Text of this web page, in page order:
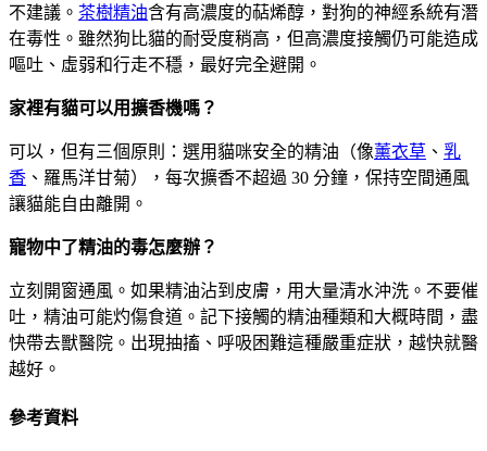
不建議。 茶樹精油含有高濃度的萜烯醇，對狗的神經系統有潛
在毒性。雖然狗比貓的耐受度稍高，但高濃度接觸仍可能造成
嘔吐、虛弱和行走不穩，最好完全避開。
家裡有貓可以用擴香機嗎？
可以，但有三個原則：選用貓咪安全的精油（像薰衣草 、 乳
香 、羅馬洋甘菊），每次擴香不超過 30 分鐘，保持空間通風
讓貓能自由離開。
寵物中了精油的毒怎麼辦？
立刻開窗通風。如果精油沾到皮膚，用大量清水沖洗。不要催
吐，精油可能灼傷食道。記下接觸的精油種類和大概時間，盡
快帶去獸醫院。出現抽搐、呼吸困難這種嚴重症狀，越快就醫
越好。
參考資料